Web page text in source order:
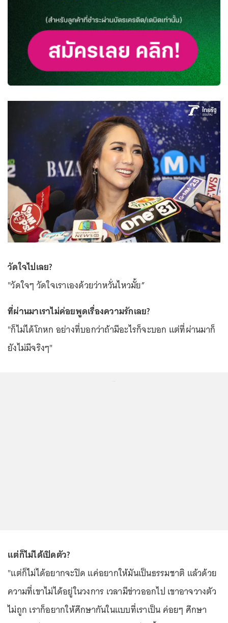
วัดใจไปเลย?
"วัดใจๆ วัดใจเราเองด้วยว่าหวั่นไหวมั้ย”
ที่ผ่านมาเราไม่ค่อยพูดเรื่องความรักเลย?
"ก็ไม่ได้โกหก อย่างที่บอกว่าถ้ามีอะไรก็จะบอก แต่ที่ผ่านมาก็
ยังไม่มีจริงๆ"
แต่ก็ไม่ได้เปิดตัว?
"แต่ก็ไม่ได้อยากจะปิด แค่อยากให้มันเป็นธรรมชาติ แล้วด้วย
ความที่เขาไม่ได้อยู่ในวงการ เวลามีข่าวออกไป เขาอาจวางตัว
ไม่ถูก เราก็อยากให้ศึกษากันในแบบที่เราเป็น ค่อยๆ ศึกษา